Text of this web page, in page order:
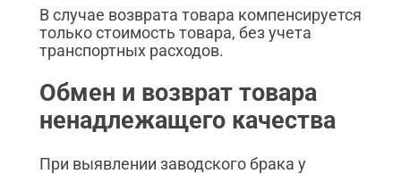
В случае возврата товара компенсируется
только стоимость товара, без учета
транспортных расходов.
Обмен и возврат товара
ненадлежащего качества
При выявлении заводского брака у